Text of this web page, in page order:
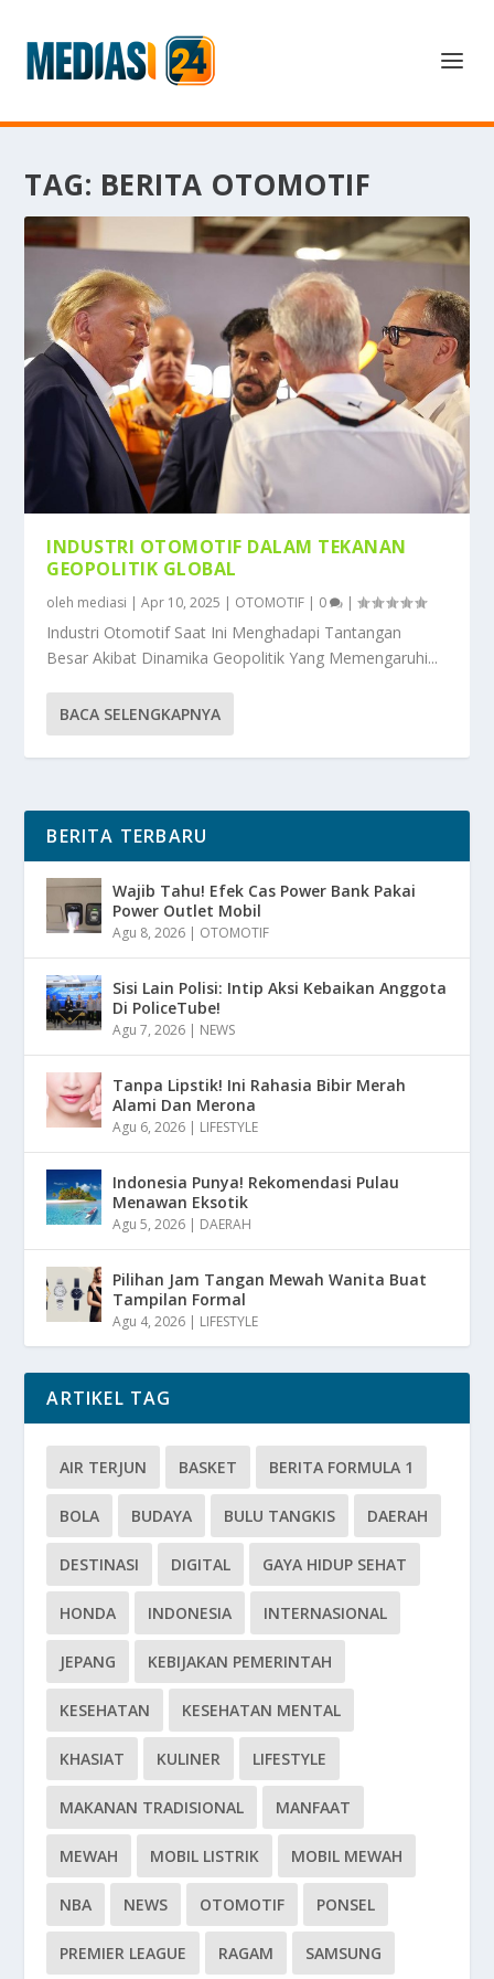
TAG: BERITA OTOMOTIF
INDUSTRI OTOMOTIF DALAM TEKANAN
GEOPOLITIK GLOBAL
oleh mediasi |Apr 10, 2025 | OTOMOTIF | 0 |
Industri Otomotif Saat Ini Menghadapi Tantangan
Besar Akibat Dinamika Geopolitik Yang Memengaruhi...
BACA SELENGKAPNYA
BERITA TERBARU
Wajib Tahu! Efek Cas Power Bank Pakai
Power Outlet Mobil
Agu 8, 2026 | OTOMOTIF
Sisi Lain Polisi: Intip Aksi Kebaikan Anggota
Di PoliceTube!
Agu 7, 2026 | NEWS
Tanpa Lipstik! Ini Rahasia Bibir Merah
Alami Dan Merona
Agu 6, 2026 | LIFESTYLE
Indonesia Punya! Rekomendasi Pulau
Menawan Eksotik
Agu 5, 2026 | DAERAH
Pilihan Jam Tangan Mewah Wanita Buat
Tampilan Formal
Agu 4, 2026 | LIFESTYLE
ARTIKEL TAG
AIR TERJUN BASKET BERITA FORMULA 1
BOLA BUDAYA BULU TANGKIS DAERAH
DESTINASI DIGITAL GAYA HIDUP SEHAT
HONDA INDONESIA INTERNASIONAL
JEPANG KEBIJAKAN PEMERINTAH
KESEHATAN KESEHATAN MENTAL
KHASIAT KULINER LIFESTYLE
MAKANAN TRADISIONAL MANFAAT
MEWAH MOBIL LISTRIK MOBIL MEWAH
NBA NEWS OTOMOTIF PONSEL
PREMIER LEAGUE RAGAM SAMSUNG